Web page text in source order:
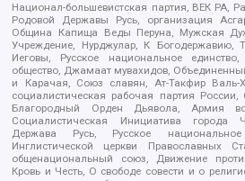
Национал-большевистская партия, ВЕК РА,
Родовой Державы Русь, организация
Община Капища Веды Перуна, Мужская
Учреждение, Нурджулар, К Богодержавию,
Иеговы, Русское национальное единство,
общество, Джамаат мувахидов,
и Карачая, Союз славян, Ат-Такфир Валь-
социалистическая рабочая партия
Благородный Орден Дьявола, Армия
Социалистическая Инициатива города
Держава Русь, Русское национальное
Инглистической церкви Православных
общенациональный союз, Движение
Кровь и Честь, О свободе совести и о